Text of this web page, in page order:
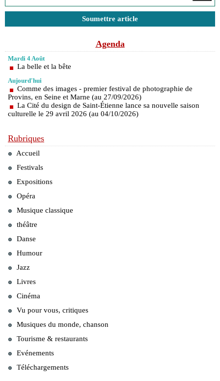
Soumettre article
Agenda
Mardi 4 Août
La belle et la bête
Aujourd'hui
Comme des images - premier festival de photographie de
Provins, en Seine et Marne (au 27/09/2026)
La Cité du design de Saint-Étienne lance sa nouvelle saison
culturelle le 29 avril 2026 (au 04/10/2026)
Rubriques
Accueil
Festivals
Expositions
Opéra
Musique classique
théâtre
Danse
Humour
Jazz
Livres
Cinéma
Vu pour vous, critiques
Musiques du monde, chanson
Tourisme & restaurants
Evénements
Téléchargements